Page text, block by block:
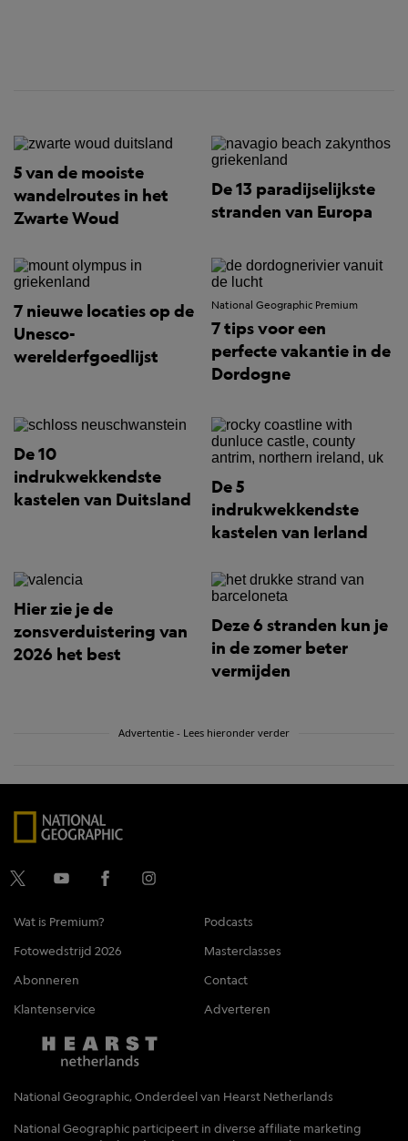
5 van de mooiste
wandelroutes in het
Zwarte Woud
De 13 paradijselijkste
stranden van Europa
7 nieuwe locaties op de
Unesco-
werelderfgoedlijst
National Geographic Premium
7 tips voor een
perfecte vakantie in de
Dordogne
De 10
indrukwekkendste
kastelen van Duitsland
De 5
indrukwekkendste
kastelen van Ierland
Hier zie je de
zonsverduistering van
2026 het best
Deze 6 stranden kun je
in de zomer beter
vermijden
Advertentie - Lees hieronder verder
Wat is Premium?
Podcasts
Fotowedstrijd 2026
Masterclasses
Abonneren
Contact
Klantenservice
Adverteren
National Geographic, Onderdeel van Hearst Netherlands
National Geographic participeert in diverse affiliate marketing